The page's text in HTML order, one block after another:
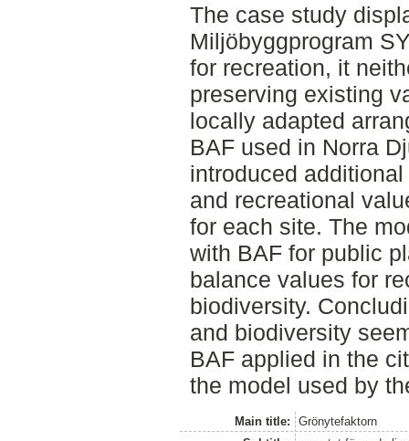
The case study
Miljöbyggprogram
for recreation, it
preserving existing
locally adapted
BAF used in Norra
introduced
and recreational
for each site. The
with BAF for public
balance values for
biodiversity.
and biodiversity
BAF applied in the
the model used by
Main title:
Grönytefaktorn